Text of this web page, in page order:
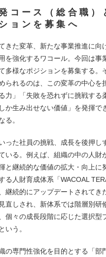
コース（総合職）
ョンを募集へ
きた変革、新たな事業推進に向
を強化するワコール。今回は事
多様なポジションを募集する。
られるのは、この変革の中心を
力」「失敗を恐れずに挑戦する
か生み出せない価値」を発揮で
る。
った社員の挑戦、成長を後押し
いる。例えば、組織の中の人財
と継続的な価値の拡大・向上に
る人財育成体系「WACOAL
継続的にアップデートされてき
直しされ、新体系では階層別研
個々の成長段階に応じた選択型
いう。
の専門性強化を目的とする「部